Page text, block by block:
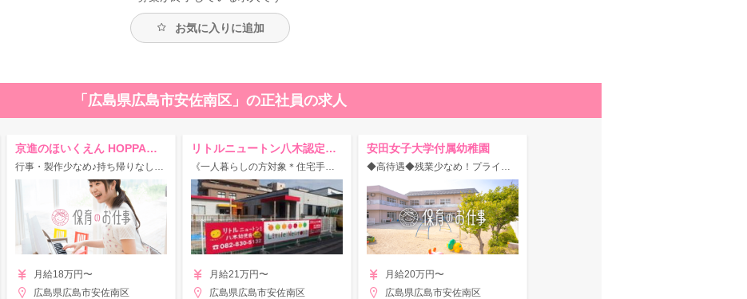
お気に入りに追加
「広島県広島市安佐南区」の正社員の求人
京進のほいくえん HOPPAともひがし
行事・製作少なめ♪持ち帰りなし◎完全週休2日でしっかり休めます！セキュリティ万全のキレイな施設
月給18万円〜
広島県広島市安佐南区
リトルニュートン八木認定こども園
《一人暮らしの方対象＊住宅手当あり♪》チームワーク抜群＆働きやすい環境★
月給21万円〜
広島県広島市安佐南区
安田女子大学付属幼稚園
◆高待遇◆残業少なめ！プライベートも充実♪
月給20万円〜
広島県広島市安佐南区